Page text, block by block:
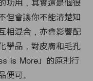
但會讓你不能清楚知
相混合，亦會影響配
學品，對皮膚和毛孔
is More」的原則行
可。